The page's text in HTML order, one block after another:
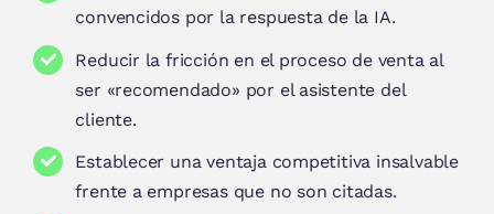
convencidos por la respuesta de la IA.
Reducir la fricción en el proceso de venta al
ser «recomendado» por el asistente del
cliente.
Establecer una ventaja competitiva insalvable
frente a empresas que no son citadas.